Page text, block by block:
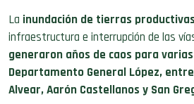
La inundación de tierras productivas
infraestructura e interrupción de las
generaron años de caos para
Departamento General López,
Alvear, Aarón Castellanos y San